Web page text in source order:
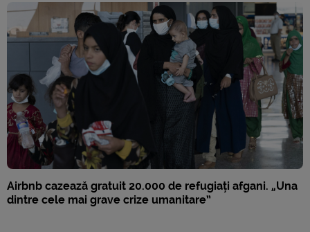
Airbnb cazează gratuit 20.000 de refugiați afgani. „Una
dintre cele mai grave crize umanitare”